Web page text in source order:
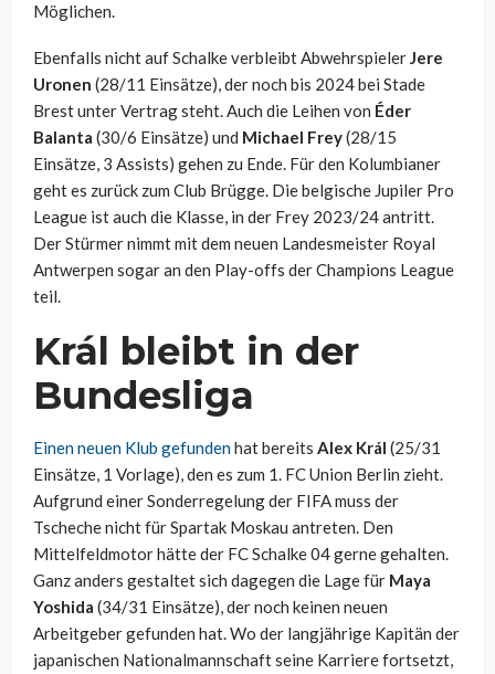
Möglichen.
Ebenfalls nicht auf Schalke verbleibt AbwehrspielerJere
Uronen (28/11 Einsätze), der noch bis 2024 bei Stade
Brest unter Vertrag steht. Auch die Leihen von Éder
Balanta (30/6 Einsätze) und Michael Frey(28/15
Einsätze, 3 Assists) gehen zu Ende. Für den Kolumbianer
geht es zurück zum Club Brügge. Die belgische Jupiler Pro
League ist auch die Klasse, in der Frey 2023/24 antritt.
Der Stürmer nimmt mit dem neuen Landesmeister Royal
Antwerpen sogar an den Play-offs der Champions League
teil.
Král bleibt in der
Bundesliga
Einen neuen Klub gefundenhat bereits Alex Král (25/31
Einsätze, 1 Vorlage), den es zum 1. FC Union Berlin zieht.
Aufgrund einer Sonderregelung der FIFA muss der
Tscheche nicht für Spartak Moskau antreten. Den
Mittelfeldmotor hätte der FC Schalke 04 gerne gehalten.
Ganz anders gestaltet sich dagegen die Lage für Maya
Yoshida (34/31 Einsätze), der noch keinen neuen
Arbeitgeber gefunden hat. Wo der langjährige Kapitän der
japanischen Nationalmannschaft seine Karriere fortsetzt,